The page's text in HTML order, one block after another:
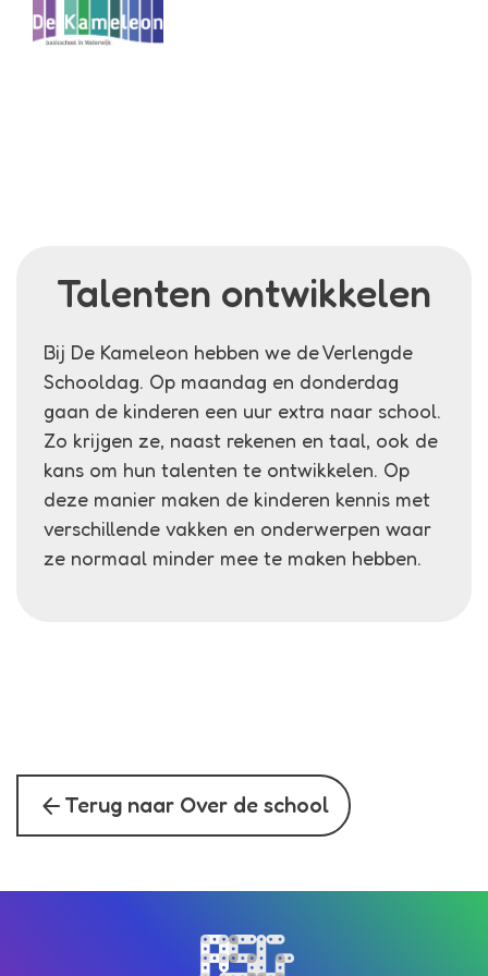
Kameleon
Talenten ontwikkelen
Bij De Kameleon hebben we de Verlengde
Schooldag. Op maandag en donderdag
gaan de kinderen een uur extra naar school.
Zo krijgen ze, naast rekenen en taal, ook de
kans om hun talenten te ontwikkelen. Op
deze manier maken de kinderen kennis met
verschillende vakken en onderwerpen waar
ze normaal minder mee te maken hebben.
arrow_back Terug naar Over de school
Bezoek de homepagina van de